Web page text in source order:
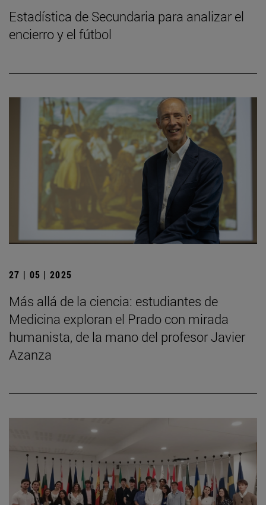
Estadística de Secundaria para analizar el
encierro y el fútbol
27 | 05 | 2025
Más allá de la ciencia: estudiantes de
Medicina exploran el Prado con mirada
humanista, de la mano del profesor Javier
Azanza